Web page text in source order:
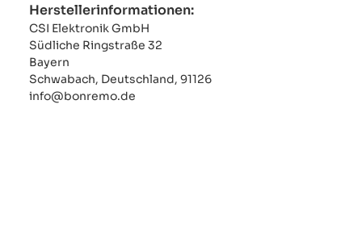
Herstellerinformationen:
CSI Elektronik GmbH
Südliche Ringstraße 32
Bayern
Schwabach, Deutschland, 91126
info@bonremo.de